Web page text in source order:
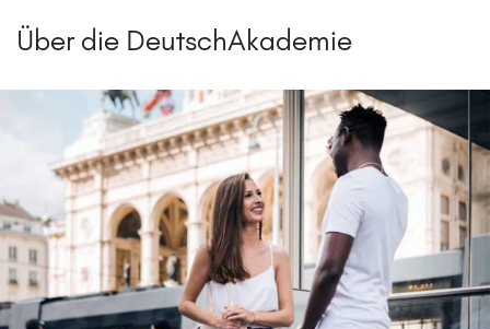
Über die DeutschAkademie